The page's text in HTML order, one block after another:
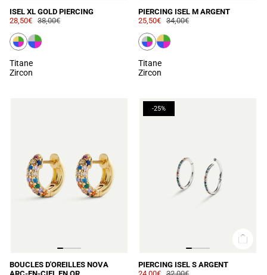
ISEL XL GOLD PIERCING
28,50€ 38,00€
Titane
Zircon
PIERCING ISEL M ARGENT
25,50€ 34,00€
Titane
Zircon
BOUCLES D'OREILLES NOVA
-25%
PIERCING ISEL S ARGENT